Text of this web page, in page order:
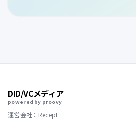
DID/VCメディア
powered by proovy
運営会社：Recept